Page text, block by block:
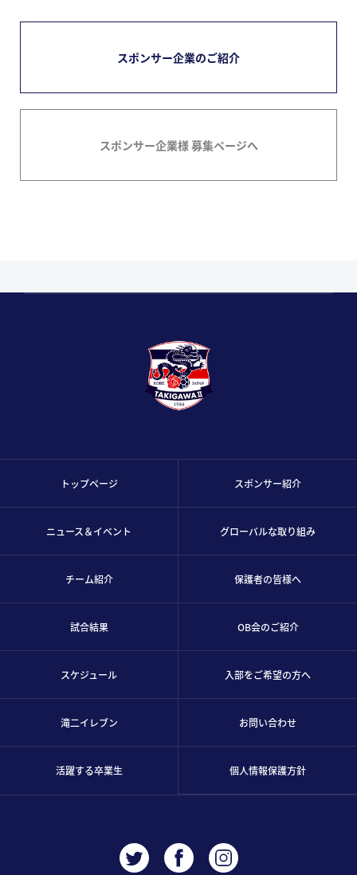
スポンサー企業のご紹介
スポンサー企業様 募集ページへ
トップページ
ニュース＆イベント
チーム紹介
試合結果
スケジュール
滝二イレブン
活躍する卒業生
スポンサー紹介
グローバルな取り組み
保護者の皆様へ
OB会のご紹介
入部をご希望の方へ
お問い合わせ
個人情報保護方針